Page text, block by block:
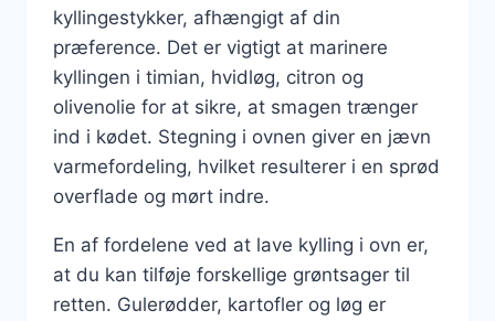
kyllingestykker, afhængigt af din
præference. Det er vigtigt at marinere
kyllingen i timian, hvidløg, citron og
olivenolie for at sikre, at smagen trænger
ind i kødet. Stegning i ovnen giver en jævn
varmefordeling, hvilket resulterer i en sprød
overflade og mørt indre.
En af fordelene ved at lave kylling i ovn er,
at du kan tilføje forskellige grøntsager til
retten. Gulerødder, kartofler og løg er